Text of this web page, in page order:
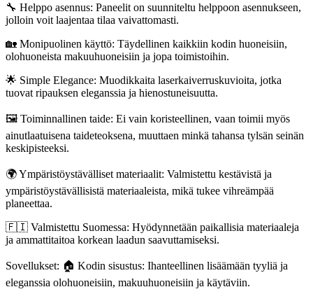
🔧 Helppo asennus: Paneelit on suunniteltu helppoon asennukseen,
jolloin voit laajentaa tilaa vaivattomasti.
🏡 Monipuolinen käyttö: Täydellinen kaikkiin kodin huoneisiin,
olohuoneista makuuhuoneisiin ja jopa toimistoihin.
🌟 Simple Elegance: Muodikkaita laserkaiverruskuvioita, jotka
tuovat ripauksen eleganssia ja hienostuneisuutta.
🖼️ Toiminnallinen taide: Ei vain koristeellinen, vaan toimii myös
ainutlaatuisena taideteoksena, muuttaen minkä tahansa tylsän seinän
keskipisteeksi.
🌍 Ympäristöystävälliset materiaalit: Valmistettu kestävistä ja
ympäristöystävällisistä materiaaleista, mikä tukee vihreämpää
planeettaa.
🇫🇮 Valmistettu Suomessa: Hyödynnetään paikallisia materiaaleja
ja ammattitaitoa korkean laadun saavuttamiseksi.
Sovellukset: 🏠 Kodin sisustus: Ihanteellinen lisäämään tyyliä ja
eleganssia olohuoneisiin, makuuhuoneisiin ja käytäviin.